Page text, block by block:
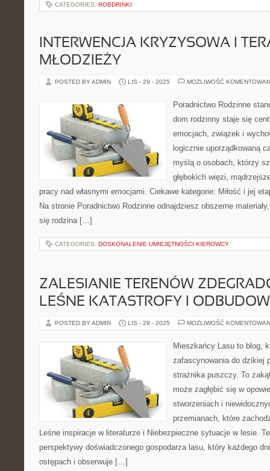
CATEGORIES: ROBDRINKI
INTERWENCJA KRYZYSOWA I
MŁODZIEŻY
POSTED BY ADMIN LIS - 29 - 2025 MOŻLIWOŚĆ
Poradnictwo Rodzinne
dom rodzinny staje się
emocjach, związek i
logicznie uporządkowaną
myślą o osobach, którzy
głębokich więzi,
pracy nad własnymi emocjami. Ciekawe kategorie: Miłość i jej
Na stronie Poradnictwo Rodzinne odnajdziesz obszerne
się rodzina […]
CATEGORIES: DOSKONALENIE UMIEJĘTNOŚCI KIEROWCY
ZALESIANIE TERENÓW
LEŚNE KATASTROFY I
POSTED BY ADMIN LIS - 29 - 2025 MOŻLIWOŚĆ
Mieszkańcy Lasu to blog,
zafascynowania do dzikiej
strażnika puszczy. To
może zagłębić się w
stworzeniach i
przemianach, które
Leśne inspiracje w literaturze i Niebezpieczne sytuacje w lesie.
perspektywy doświadczonego gospodarza lasu, który każdego
ostępach i obserwuje […]